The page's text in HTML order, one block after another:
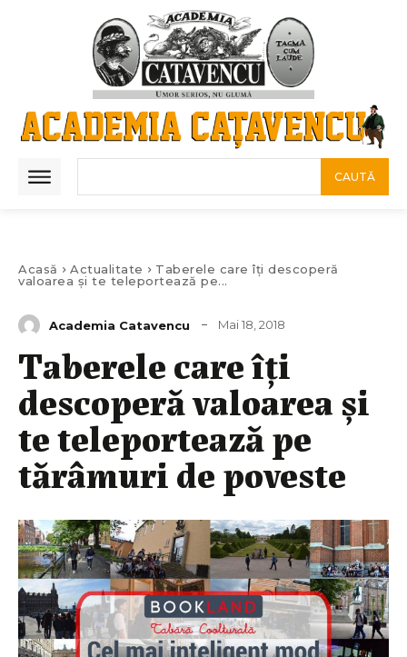
CAUTĂ
Acasă Actualitate
Taberele care îți descoperă
valoarea și te teleportează pe...
Academia Catavencu Mai 18, 2018
Taberele care îți
descoperă valoarea și
te teleportează pe
tărâmuri de poveste